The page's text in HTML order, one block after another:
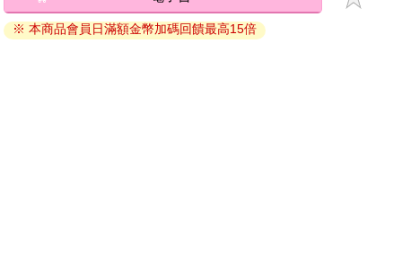
退換貨須知：
因版權保護，您在金石堂所購買的電子書僅能以金石堂專屬